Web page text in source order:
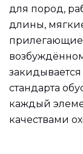
для пород,
длины,
прилегающие
закидывается
стандарта
каждый
качествами